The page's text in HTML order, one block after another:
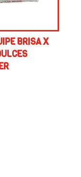
BRISA X